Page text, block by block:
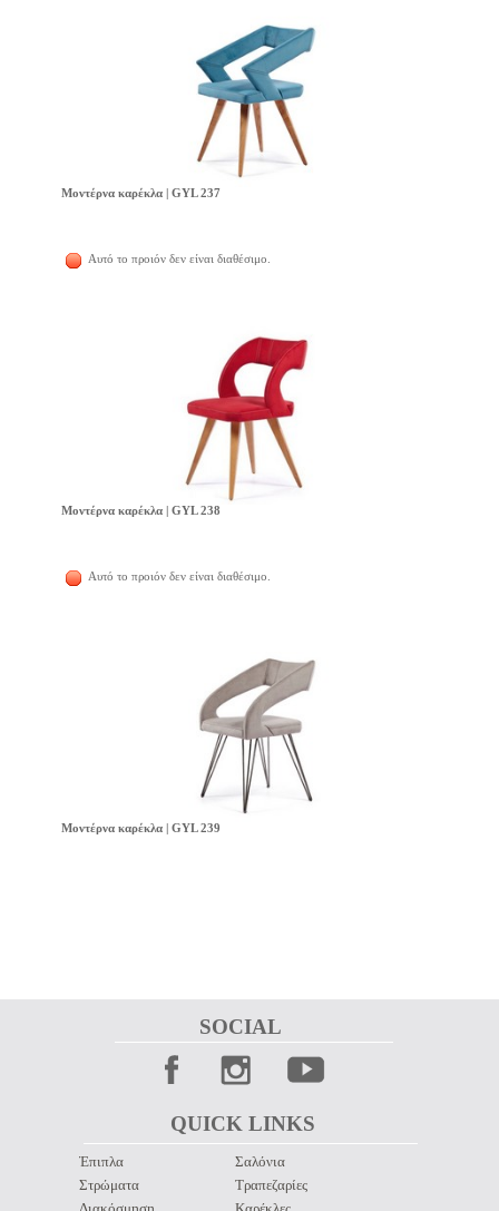
Μοντέρνα καρέκλα | GYL 237
Αυτό το προιόν δεν είναι διαθέσιμο.
Μοντέρνα καρέκλα | GYL 238
Αυτό το προιόν δεν είναι διαθέσιμο.
Μοντέρνα καρέκλα | GYL 239
QUICK LINKS
SOCIAL
Έπιπλα
Στρώματα
Σαλόνια
Τραπεζαρίες